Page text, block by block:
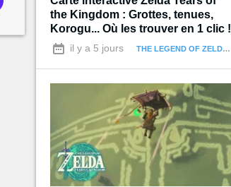
the Kingdom : Grottes, tenues,
Korogu... Où les trouver en 1 clic !
il y a 5 jours THE LEGEND OF ZELDA : TEARS OF THE KINGDOM